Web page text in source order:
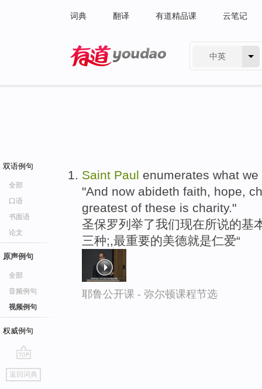
词典 翻译 有道精品课 云笔记
中英
双语例句
全部
口语
书面语
论文
原声例句
全部
音频例句
视频例句
权威例句
go
top
返回词典
Saint Paul enumerates what
"And now abideth faith, hope,
greatest of these is charity."
圣保罗列举了我们现在所说的基
三种;,最重要的美德就是仁爱“
耶鲁公开课 - 弥尔顿课程节选